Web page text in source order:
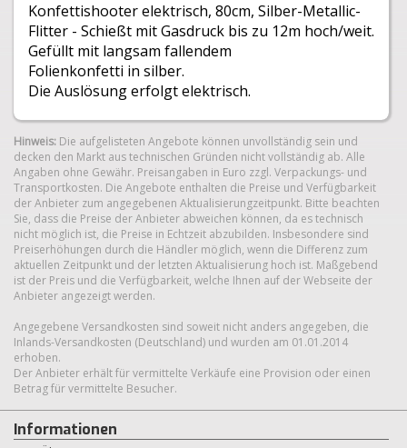
Konfettishooter elektrisch, 80cm, Silber-Metallic-
Flitter - Schießt mit Gasdruck bis zu 12m hoch/weit.
Gefüllt mit langsam fallendem
Folienkonfetti in silber.
Die Auslösung erfolgt elektrisch.
Hinweis: Die aufgelisteten Angebote können unvollständig sein und
decken den Markt aus technischen Gründen nicht vollständig ab. Alle
Angaben ohne Gewähr. Preisangaben in Euro zzgl. Verpackungs- und
Transportkosten. Die Angebote enthalten die Preise und Verfügbarkeit
der Anbieter zum angegebenen Aktualisierungzeitpunkt. Bitte beachten
Sie, dass die Preise der Anbieter abweichen können, da es technisch
nicht möglich ist, die Preise in Echtzeit abzubilden. Insbesondere sind
Preiserhöhungen durch die Händler möglich, wenn die Differenz zum
aktuellen Zeitpunkt und der letzten Aktualisierung hoch ist. Maßgebend
ist der Preis und die Verfügbarkeit, welche Ihnen auf der Webseite der
Anbieter angezeigt werden.
Angegebene Versandkosten sind soweit nicht anders angegeben, die
Inlands-Versandkosten (Deutschland) und wurden am 01.01.2014
erhoben.
Der Anbieter erhält für vermittelte Verkäufe eine Provision oder einen
Betrag für vermittelte Besucher.
Informationen